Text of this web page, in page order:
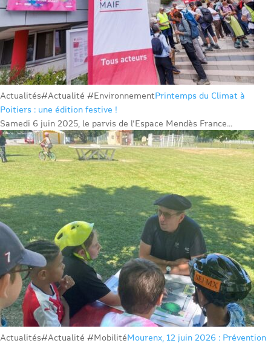
Actualités#Actualité #EnvironnementPrintemps du Climat à
Poitiers : une édition festive !
Samedi 6 juin 2025, le parvis de l’Espace Mendès France...
Actualités#Actualité #MobilitéMourenx, 12 juin 2026 : Prévention